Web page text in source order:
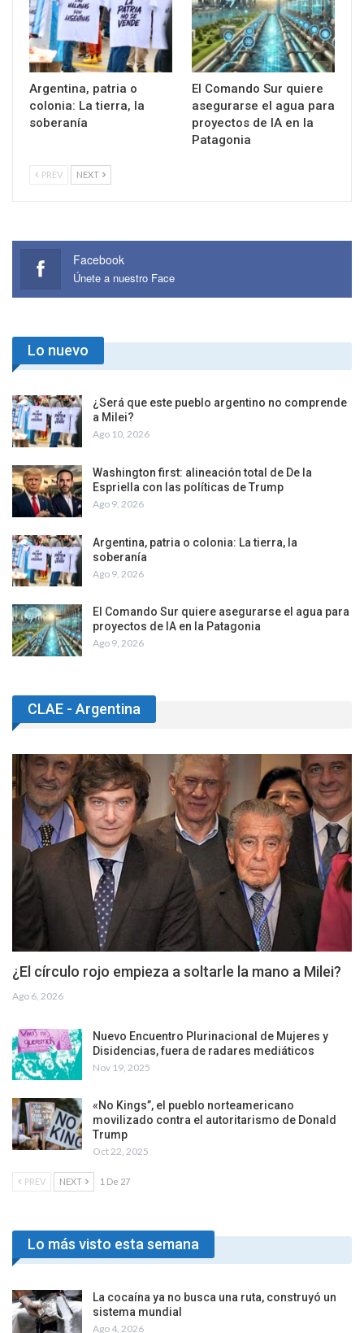
Argentina, patria o
colonia: La tierra, la
soberanía
El Comando Sur quiere
asegurarse el agua para
proyectos de IA en la
Patagonia
PREV NEXT
Facebook
Únete a nuestro Face
Lo nuevo
¿Será que este pueblo argentino no comprende
a Milei?
Ago 10, 2026
Washington first: alineación total de De la
Espriella con las políticas de Trump
Ago 9, 2026
Argentina, patria o colonia: La tierra, la
soberanía
Ago 9, 2026
El Comando Sur quiere asegurarse el agua para
proyectos de IA en la Patagonia
Ago 9, 2026
CLAE - Argentina
¿El círculo rojo empieza a soltarle la mano a Milei?
Ago 6, 2026
Nuevo Encuentro Plurinacional de Mujeres y
Disidencias, fuera de radares mediáticos
Nov 19, 2025
«No Kings”, el pueblo norteamericano
movilizado contra el autoritarismo de Donald
Trump
Oct 22, 2025
PREV NEXT 1 De 27
Lo más visto esta semana
La cocaína ya no busca una ruta, construyó un
sistema mundial
Ago 4, 2026